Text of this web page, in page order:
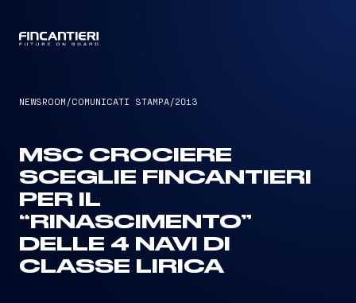
NEWSROOM /COMUNICATI STAMPA/2013
MSC CROCIERE
SCEGLIE FINCANTIERI
PER IL
“RINASCIMENTO”
DELLE 4 NAVI DI
CLASSE LIRICA